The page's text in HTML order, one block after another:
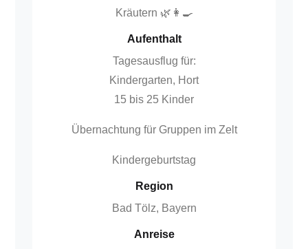
Kräutern 🌿👩‍🍳
Aufenthalt
Tagesausflug für:
Kindergarten, Hort
15 bis 25 Kinder
Übernachtung für Gruppen im Zelt
Kindergeburtstag
Region
Bad Tölz, Bayern
Anreise